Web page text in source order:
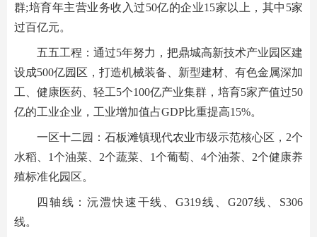
群;培育年主营业务收入过50亿的企业15家以上，其中5家
过百亿元。
五五工程：通过5年努力，把鼎城高新技术产业园区建
设成500亿园区，打造机械装备、新型建材、有色金属深加
工、健康医药、轻工5个100亿产业集群，培育5家产值过50
亿的工业企业，工业增加值占GDP比重提高15%。
一区十二园：石板滩镇现代农业市级示范核心区，2个
水稻、1个油菜、2个蔬菜、1个葡萄、4个油茶、2个健康养
殖标准化园区。
四轴线：沅澧快速干线、G319线、G207线、S306
线。